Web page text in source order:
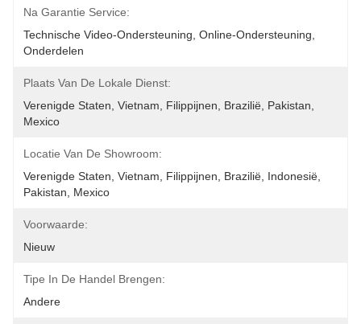
Na Garantie Service:
Technische Video-Ondersteuning, Online-Ondersteuning,
Onderdelen
Plaats Van De Lokale Dienst:
Verenigde Staten, Vietnam, Filippijnen, Brazilië, Pakistan,
Mexico
Locatie Van De Showroom:
Verenigde Staten, Vietnam, Filippijnen, Brazilië, Indonesië,
Pakistan, Mexico
Voorwaarde:
Nieuw
Tipe In De Handel Brengen:
Andere